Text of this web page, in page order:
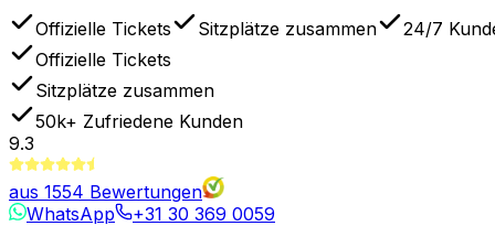
Offizielle Tickets Sitzplätze zusammen
24/7
Offizielle Tickets
Sitzplätze zusammen
50k+ Zufriedene Kunden
9.3
aus 1554 Bewertungen
WhatsApp
+31 30 369 0059